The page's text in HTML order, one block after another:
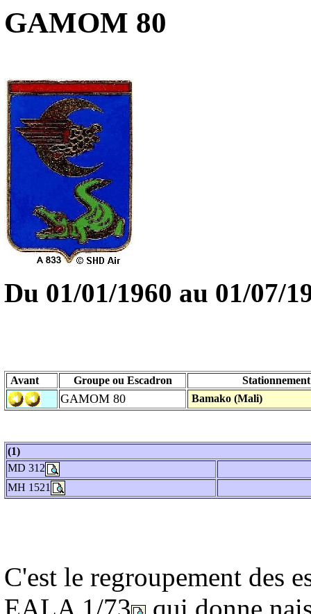
GAMOM 80
Du 01/01/1960 au 01/07/
Avant Groupe ou Escadron
GAMOM 80 Bamako (Mali)
(1)
MD 312
MH 1521
C'est le regroupement des